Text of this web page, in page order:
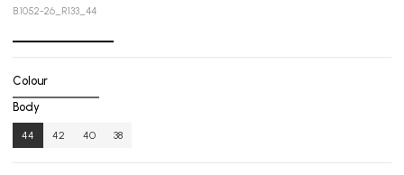
B.1052-26_R133_44
Colour
Body
44 42 40 38